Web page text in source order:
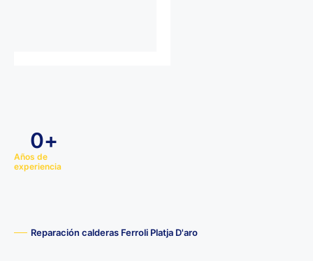
Años de
experiencia
0+
Reparación calderas Ferroli Platja D'aro